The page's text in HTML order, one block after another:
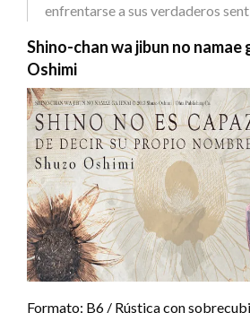
enfrentarse a sus verdaderos
Shino-chan wa jibun no namae
Oshimi
Formato: B6 / Rústica con